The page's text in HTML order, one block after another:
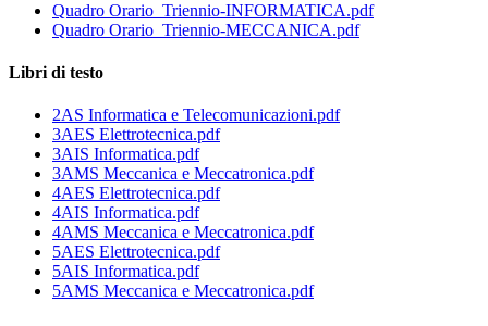
Quadro Orario_Triennio-INFORMATICA.pdf
Quadro Orario_Triennio-MECCANICA.pdf
Libri di testo
2AS Informatica e Telecomunicazioni.pdf
3AES Elettrotecnica.pdf
3AIS Informatica.pdf
3AMS Meccanica e Meccatronica.pdf
4AES Elettrotecnica.pdf
4AIS Informatica.pdf
4AMS Meccanica e Meccatronica.pdf
5AES Elettrotecnica.pdf
5AIS Informatica.pdf
5AMS Meccanica e Meccatronica.pdf